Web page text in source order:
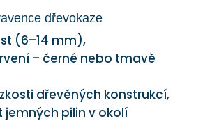
dřevokaze
(6–14 mm),
– černé nebo tmavě
dřevěných konstrukcí,
pilin v okolí